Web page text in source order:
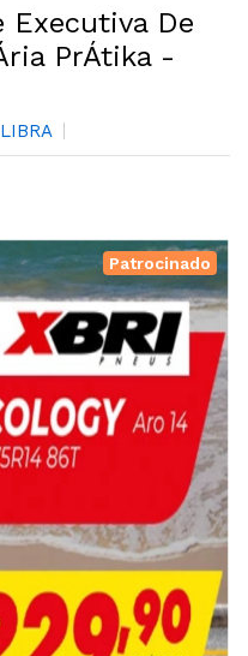
Executiva De
PrÁtika -
Patrocinado